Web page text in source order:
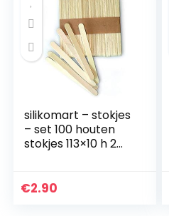
silikomart – stokjes
– set 100 houten
stokjes 113×10 h 2
€2.90